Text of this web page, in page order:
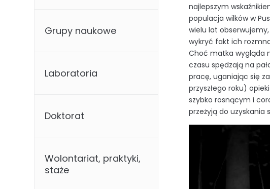
najlepszym
populacja wilków w
wielu lat
wykryć fakt ich
Choć matka wygląda
czasu spędzają na
pracę, uganiając się
przyszłego roku)
szybko rosnącym i
przeżyją do
Grupy naukowe
Laboratoria
Doktorat
Wolontariat, praktyki,
staże